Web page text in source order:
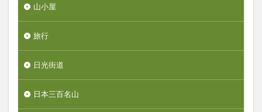
山小屋
旅行
日光街道
日本三百名山